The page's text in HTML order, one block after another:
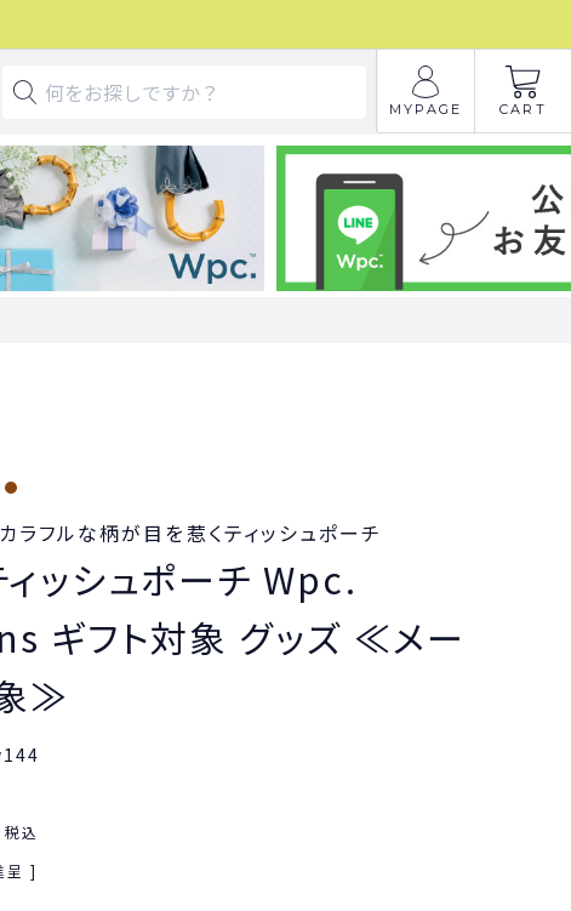
MYPAGE CART
ラフルな柄が目を惹くティッシュポーチ
ィッシュポーチ Wpc.
ギフト対象 グッズ ≪メー
≫
税込
呈 ]